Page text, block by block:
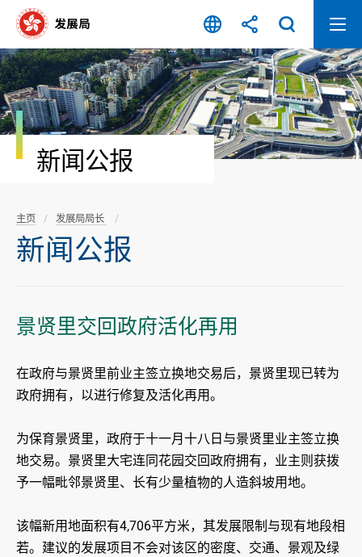
容
开
始
新闻公报
主页 发展局局长
新闻公报
景贤里交回政府活化再用
在政府与景贤里前业主签立换地交易后，景贤里现已转为
政府拥有，以进行修复及活化再用。
为保育景贤里，政府于十一月十八日与景贤里业主签立换
地交易。景贤里大宅连同花园交回政府拥有，业主则获拨
予一幅毗邻景贤里、长有少量植物的人造斜坡用地。
该幅新用地面积有4,706平方米，其发展限制与现有地段相
若。建议的发展项目不会对该区的密度、交通、景观及绿